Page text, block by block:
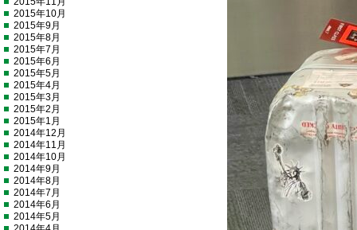
2015年10月
2015年9月
2015年8月
2015年7月
2015年6月
2015年5月
2015年4月
2015年3月
2015年2月
2015年1月
2014年12月
2014年11月
2014年10月
2014年9月
2014年8月
2014年7月
2014年6月
2014年5月